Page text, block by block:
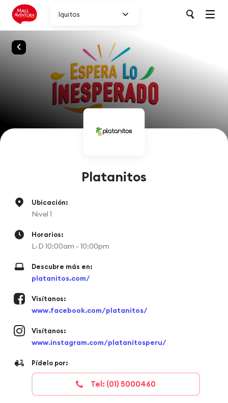
Iquitos
Platanitos
Ubicación:
Nivel 1
Horarios:
L-D 10:00am - 10:00pm
Descubre más en:
platanitos.com/
Visítanos:
www.facebook.com/platanitos/
Visítanos:
www.instagram.com/platanitosperu/
Pídelo por:
Tel: (01) 5000460